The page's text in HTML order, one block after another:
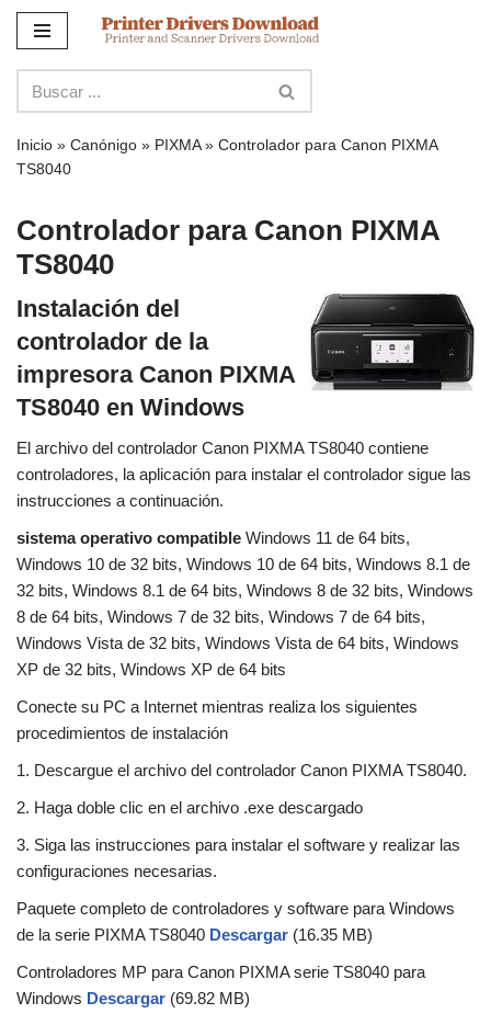
contenido
Inicio » Canónigo » PIXMA» Controlador para Canon PIXMA
TS8040
Controlador para Canon PIXMA
TS8040
Instalación del
controlador de la
impresora Canon PIXMA
TS8040 en Windows
El archivo del controlador Canon PIXMA TS8040 contiene
controladores, la aplicación para instalar el controlador sigue las
instrucciones a continuación.
sistema operativo compatible Windows 11 de 64 bits,
Windows 10 de 32 bits, Windows 10 de 64 bits, Windows 8.1 de
32 bits, Windows 8.1 de 64 bits, Windows 8 de 32 bits, Windows
8 de 64 bits, Windows 7 de 32 bits, Windows 7 de 64 bits,
Windows Vista de 32 bits, Windows Vista de 64 bits, Windows
XP de 32 bits, Windows XP de 64 bits
Conecte su PC a Internet mientras realiza los siguientes
procedimientos de instalación
1. Descargue el archivo del controlador Canon PIXMA TS8040.
2. Haga doble clic en el archivo .exe descargado
3. Siga las instrucciones para instalar el software y realizar las
configuraciones necesarias.
Paquete completo de controladores y software para Windows
de la serie PIXMA TS8040 Descargar (16.35 MB)
Controladores MP para Canon PIXMA serie TS8040 para
Windows Descargar (69.82 MB)